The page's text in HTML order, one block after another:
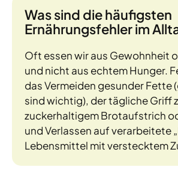
Was sind die häufigsten
Ernährungsfehler im
Oft essen wir aus Gewohnheit
und nicht aus echtem Hunger.
das Vermeiden gesunder Fette
sind wichtig), der tägliche Griff
zuckerhaltigem Brotaufstrich
und Verlassen auf verarbeitete
Lebensmittel mit verstecktem